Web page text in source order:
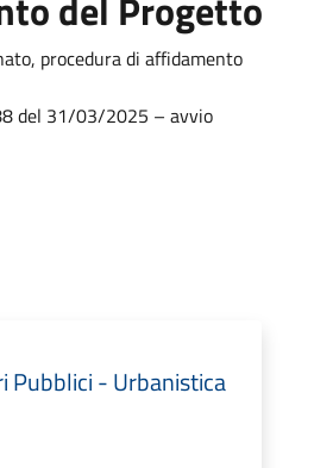
procedura di affidamento
del 31/03/2025 – avvio
Pubblici - Urbanistica